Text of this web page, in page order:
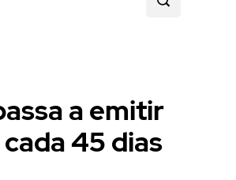
a emitir
45 dias